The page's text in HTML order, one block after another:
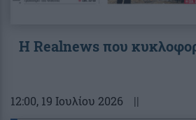
Η Realnews που
12:00, 19 Ιουλίου 2026 ||